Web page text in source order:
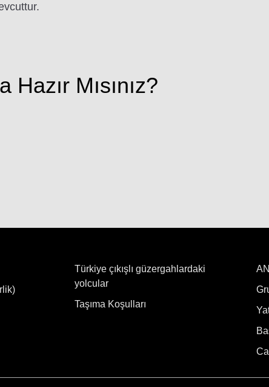
Mısınız?
Türkiye çıkışlı güzergahlardaki
yolcular
Taşıma Koşulları